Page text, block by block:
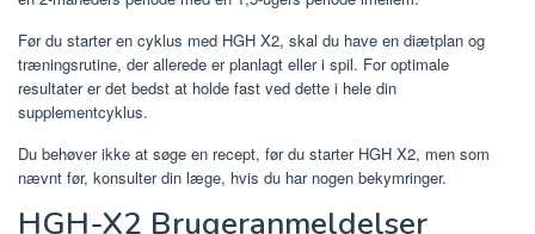
Før du starter en cyklus med HGH X2, skal du have en diætplan og
træningsrutine, der allerede er planlagt eller i spil. For optimale
resultater er det bedst at holde fast ved dette i hele din
supplementcyklus.
Du behøver ikke at søge en recept, før du starter HGH X2, men som
nævnt før, konsulter din læge, hvis du har nogen bekymringer.
HGH-X2 Brugeranmeldelser